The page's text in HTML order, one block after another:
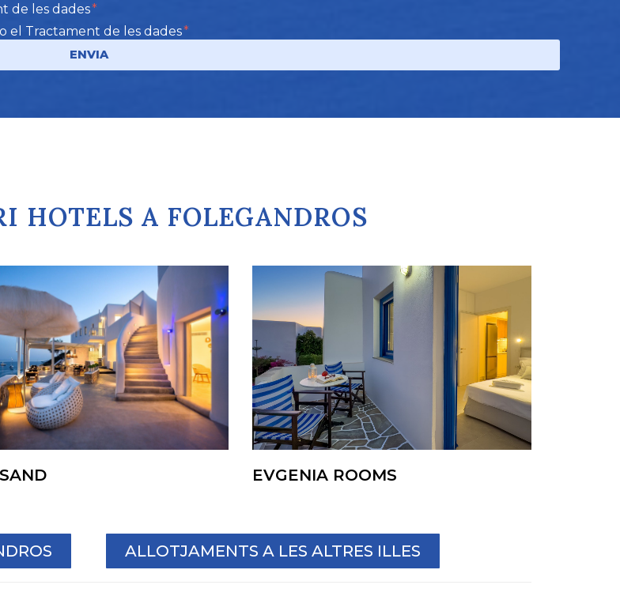
de les dades
el Tractament de les dades
ENVIA
HOTELS A FOLEGANDROS
EVGENIA ROOMS
ALLOTJAMENTS A LES ALTRES ILLES